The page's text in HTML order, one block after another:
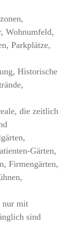
Wohnumfeld,
Parkplätze,
Historische
die zeitlich
Gärten,
Firmengärten,
nur mit
sind